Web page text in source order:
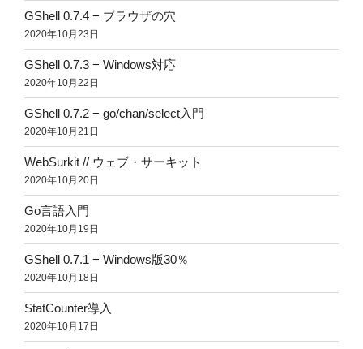
GShell 0.7.4 − ブラウザの穴
2020年10月23日
GShell 0.7.3 − Windows対応
2020年10月22日
GShell 0.7.2 − go/chan/select入門
2020年10月21日
WebSurkit // ウェブ・サーキット
2020年10月20日
Go言語入門
2020年10月19日
GShell 0.7.1 − Windows版30％
2020年10月18日
StatCounter導入
2020年10月17日